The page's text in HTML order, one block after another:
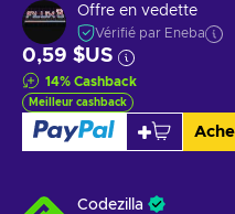
Offre en vedette
Vérifié par Eneba
0,59 $US
14% Cashback
Meilleur cashback
Codezilla